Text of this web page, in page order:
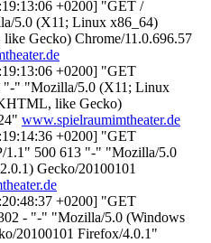
+0200] "GET /
5.0 (X11; Linux x86_64)
Gecko) Chrome/11.0.696.57
+0200] "GET
"-" "Mozilla/5.0 (X11; Linux
like Gecko)
www.spielraumimtheater.de
+0200] "GET
1.1" 500 613 "-" "Mozilla/5.0
Gecko/20100101
+0200] "GET
- "-" "Mozilla/5.0 (Windows
20100101 Firefox/4.0.1"